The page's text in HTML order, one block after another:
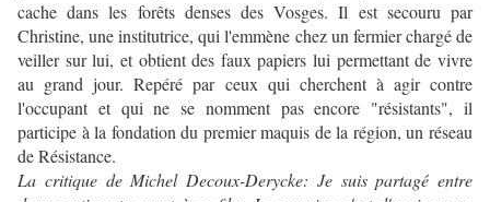
cache dans les forêts denses des Vosges. Il est secouru par
Christine, une institutrice, qui l'emmène chez un fermier chargé de
veiller sur lui, et obtient des faux papiers lui permettant de vivre
au grand jour. Repéré par ceux qui cherchent à agir contre
l'occupant et qui ne se nomment pas encore "résistants", il
participe à la fondation du premier maquis de la région, un réseau
de Résistance.
La critique de Michel Decoux-Derycke: Je suis partagé entre